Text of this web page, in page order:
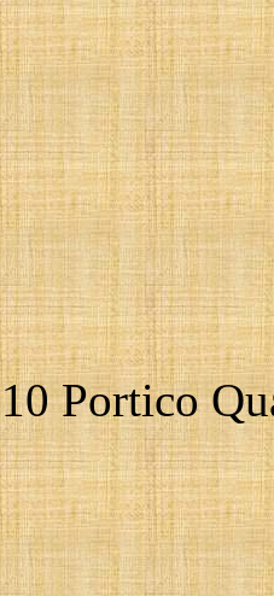
10 Portico